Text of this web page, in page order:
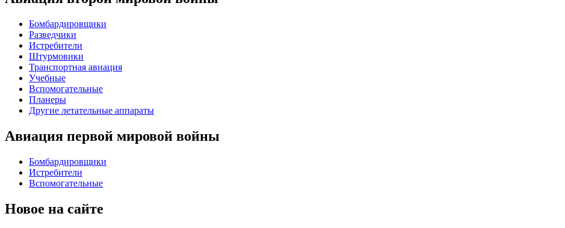
Бомбардировщики
Разведчики
Истребители
Штурмовики
Транспортная авиация
Учебные
Вспомогательные
Планеры
Другие летательные аппараты
Авиация первой мировой войны
Бомбардировщики
Истребители
Вспомогательные
Новое на сайте